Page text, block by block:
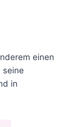
einen
seine
in